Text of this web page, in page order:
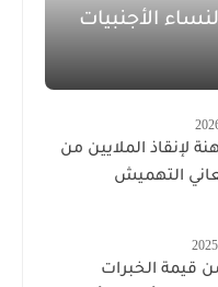
الأجنبيات
لإنقاذ الملايين من
التهميش
قيمة الخبرات